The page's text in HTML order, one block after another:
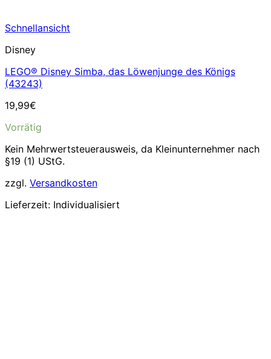
Schnellansicht
Disney
LEGO® Disney Simba, das Löwenjunge des Königs
(43243)
19,99€
Vorrätig
Kein Mehrwertsteuerausweis, da Kleinunternehmer nach
§19 (1) UStG.
zzgl. Versandkosten
Lieferzeit: Individualisiert